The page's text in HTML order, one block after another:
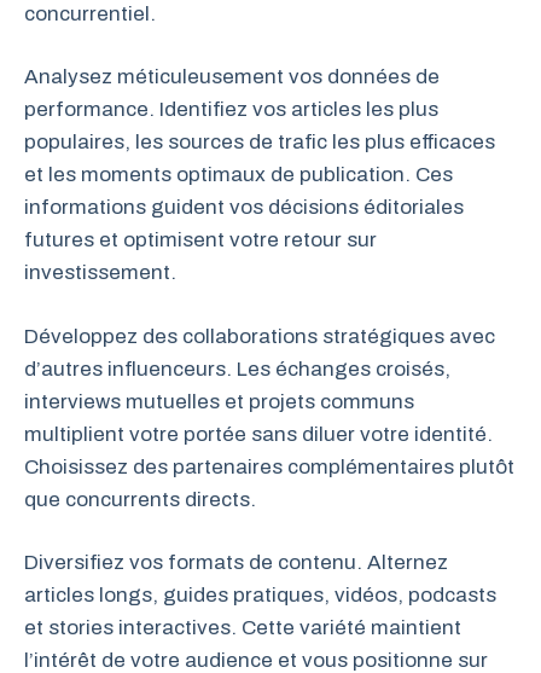
concurrentiel.
Analysez méticuleusement vos données de
performance. Identifiez vos articles les plus
populaires, les sources de trafic les plus efficaces
et les moments optimaux de publication. Ces
informations guident vos décisions éditoriales
futures et optimisent votre retour sur
investissement.
Développez des collaborations stratégiques avec
d’autres influenceurs. Les échanges croisés,
interviews mutuelles et projets communs
multiplient votre portée sans diluer votre identité.
Choisissez des partenaires complémentaires plutôt
que concurrents directs.
Diversifiez vos formats de contenu. Alternez
articles longs, guides pratiques, vidéos, podcasts
et stories interactives. Cette variété maintient
l’intérêt de votre audience et vous positionne sur